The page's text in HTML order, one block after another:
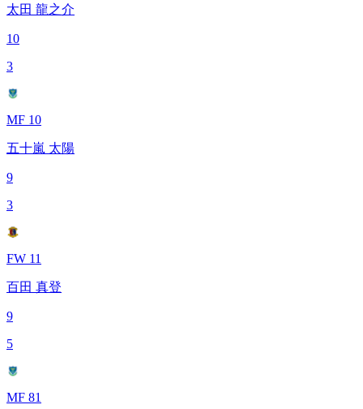
太田 龍之介
10
3
MF 10
五十嵐 太陽
9
3
FW 11
百田 真登
9
5
MF 81